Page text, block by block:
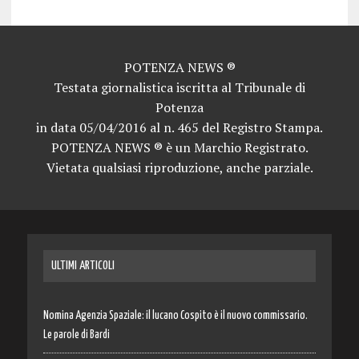
POTENZA NEWS ®
Testata giornalistica iscritta al Tribunale di
Potenza
in data 05/04/2016 al n. 465 del Registro Stampa.
POTENZA NEWS ® è un Marchio Registrato.
Vietata qualsiasi riproduzione, anche parziale.
ULTIMI ARTICOLI
Nomina Agenzia Spaziale: il lucano Cospito è il nuovo commissario.
Le parole di Bardi